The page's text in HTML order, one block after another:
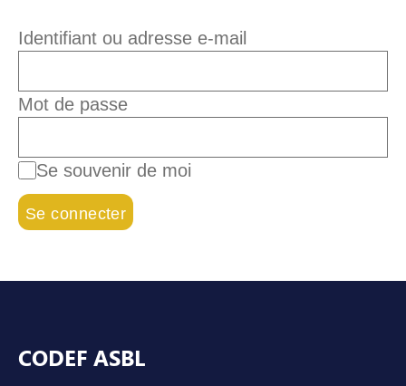
Identifiant ou adresse e-mail
Mot de passe
Se souvenir de moi
CODEF ASBL